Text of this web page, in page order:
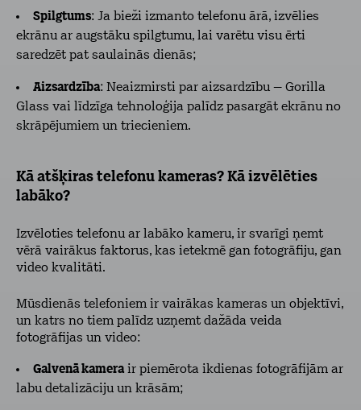
Spilgtums: Ja bieži izmanto telefonu ārā, izvēlies
ekrānu ar augstāku spilgtumu, lai varētu visu ērti
saredzēt pat saulainās dienās;
Aizsardzība: Neaizmirsti par aizsardzību – Gorilla
Glass vai līdzīga tehnoloģija palīdz pasargāt ekrānu no
skrāpējumiem un triecieniem.
Kā atšķiras telefonu kameras? Kā izvēlēties
labāko?
Izvēloties telefonu ar labāko kameru, ir svarīgi ņemt
vērā vairākus faktorus, kas ietekmē gan fotogrāfiju, gan
video kvalitāti.
Mūsdienās telefoniem ir vairākas kameras un objektīvi,
un katrs no tiem palīdz uzņemt dažāda veida
fotogrāfijas un video:
Galvenā kamerair piemērota ikdienas fotogrāfijām ar
labu detalizāciju un krāsām;